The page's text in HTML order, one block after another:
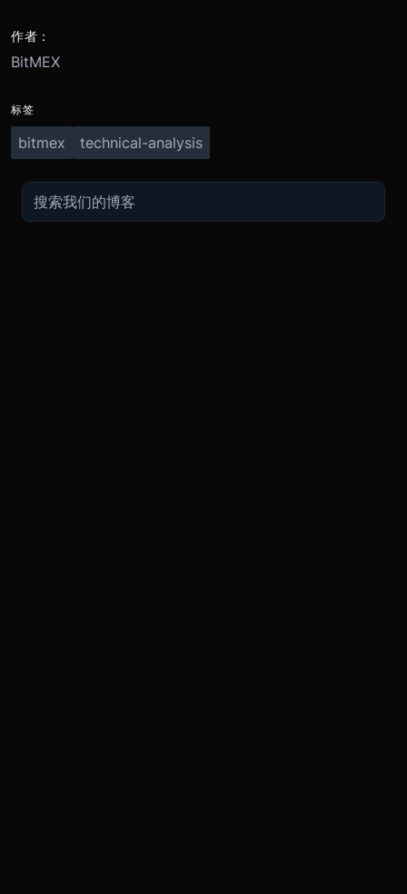
作者：
BitMEX
标签
bitmex technical-analysis